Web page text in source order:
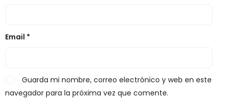
Email *
Guarda mi nombre, correo electrónico y web en este
navegador para la próxima vez que comente.